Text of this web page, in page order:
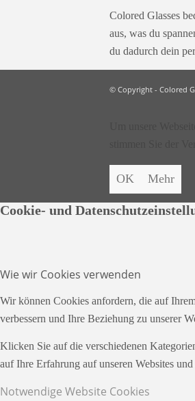
Colored Glasses
aus, was du
du dadurch dein
© Copyright - Colored
OK Mehr
Cookie- und
Wie wir Cookies verwenden
Wir können Cookies anfordern, die auf
verbessern und Ihre Beziehung zu unserer
Klicken Sie auf die verschiedenen
auf Ihre Erfahrung auf unseren Websites
Notwendige Website Cookies